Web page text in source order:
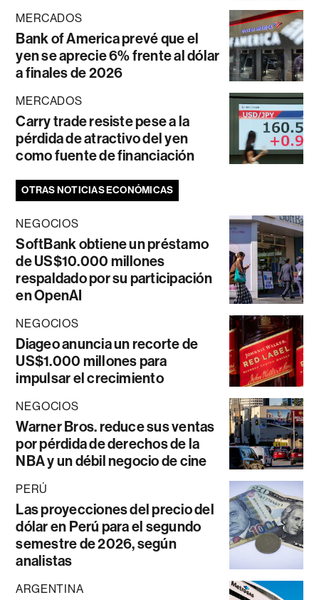
MERCADOS
Bank of America prevé que el
yen se aprecie 6% frente al dólar
a finales de 2026
MERCADOS
Carry trade resiste pese a la
pérdida de atractivo del yen
como fuente de financiación
OTRAS NOTICIAS ECONÓMICAS
NEGOCIOS
SoftBank obtiene un préstamo
de US$10.000 millones
respaldado por su participación
en OpenAI
NEGOCIOS
Diageo anuncia un recorte de
US$1.000 millones para
impulsar el crecimiento
NEGOCIOS
Warner Bros. reduce sus ventas
por pérdida de derechos de la
NBA y un débil negocio de cine
PERÚ
Las proyecciones del precio del
dólar en Perú para el segundo
semestre de 2026, según
analistas
ARGENTINA